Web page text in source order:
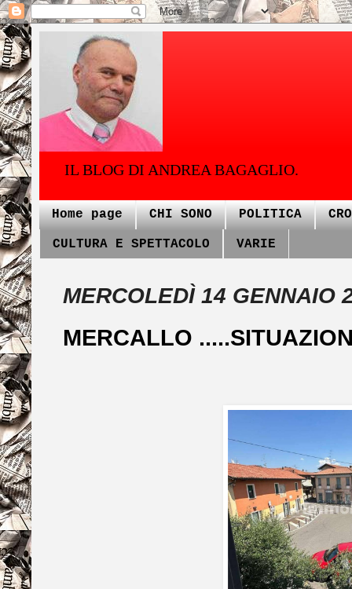
IL BLOG DI ANDREA BAGAGLIO.
Home page CHI SONO POLITICA
CULTURA E SPETTACOLO VARIE
MERCOLEDÌ 14 GENNAIO
MERCALLO